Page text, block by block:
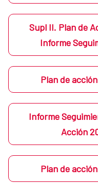
Supl II. Plan de
Informe
Plan de
Informe
Acción
Plan de